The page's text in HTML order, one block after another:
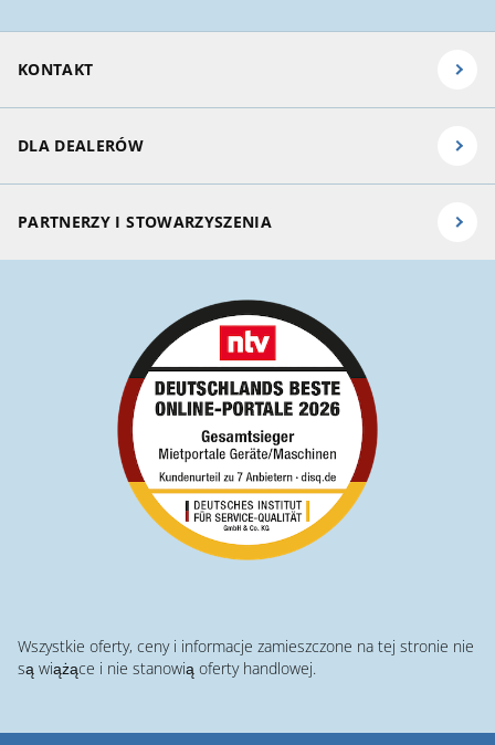
KONTAKT
DLA DEALERÓW
PARTNERZY I STOWARZYSZENIA
Wszystkie oferty, ceny i informacje zamieszczone na tej stronie nie
są wiążące i nie stanowią oferty handlowej.